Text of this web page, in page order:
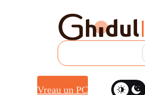
Vreau un PC